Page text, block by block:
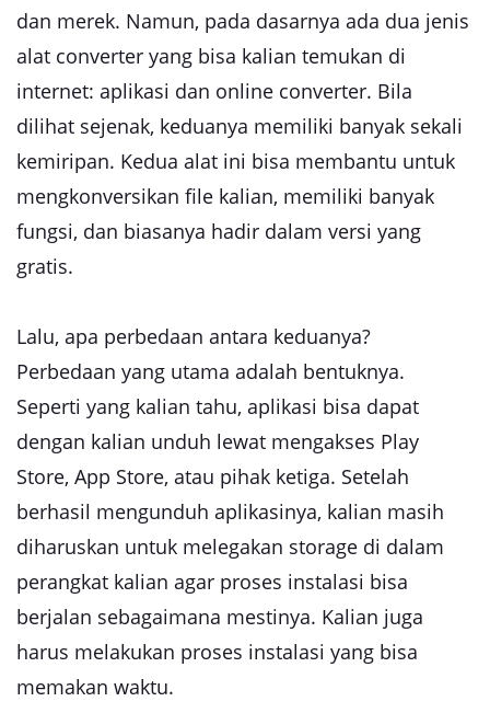
dan merek. Namun, pada dasarnya ada dua jenis
alat converter yang bisa kalian temukan di
internet: aplikasi dan online converter. Bila
dilihat sejenak, keduanya memiliki banyak sekali
kemiripan. Kedua alat ini bisa membantu untuk
mengkonversikan file kalian, memiliki banyak
fungsi, dan biasanya hadir dalam versi yang
gratis.
Lalu, apa perbedaan antara keduanya?
Perbedaan yang utama adalah bentuknya.
Seperti yang kalian tahu, aplikasi bisa dapat
dengan kalian unduh lewat mengakses Play
Store, App Store, atau pihak ketiga. Setelah
berhasil mengunduh aplikasinya, kalian masih
diharuskan untuk melegakan storage di dalam
perangkat kalian agar proses instalasi bisa
berjalan sebagaimana mestinya. Kalian juga
harus melakukan proses instalasi yang bisa
memakan waktu.